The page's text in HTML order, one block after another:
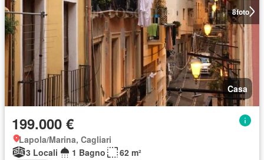
8foto
Casa
199.000 €
Lapola/Marina, Cagliari
3 Locali
1 Bagno
62 m²